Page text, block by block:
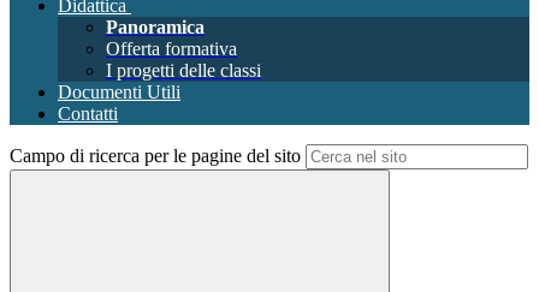
Didattica
Panoramica
Offerta formativa
I progetti delle classi
Documenti Utili
Contatti
Campo di ricerca per le pagine del sito